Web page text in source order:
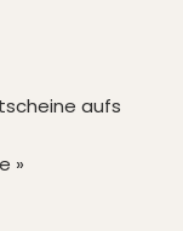
aufs
»